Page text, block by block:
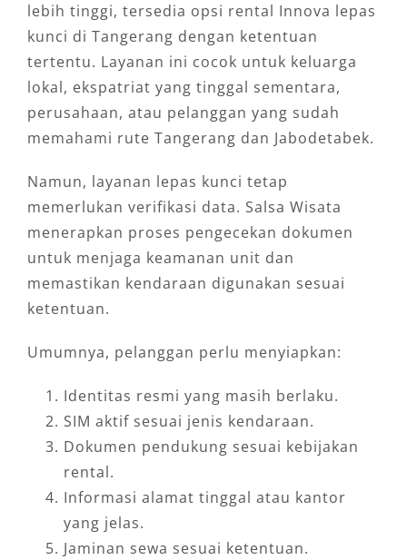
lebih tinggi, tersedia opsi rental Innova lepas
kunci di Tangerang dengan ketentuan
tertentu. Layanan ini cocok untuk keluarga
lokal, ekspatriat yang tinggal sementara,
perusahaan, atau pelanggan yang sudah
memahami rute Tangerang dan Jabodetabek.
Namun, layanan lepas kunci tetap
memerlukan verifikasi data. Salsa Wisata
menerapkan proses pengecekan dokumen
untuk menjaga keamanan unit dan
memastikan kendaraan digunakan sesuai
ketentuan.
Umumnya, pelanggan perlu menyiapkan:
Identitas resmi yang masih berlaku.
SIM aktif sesuai jenis kendaraan.
Dokumen pendukung sesuai kebijakan
rental.
Informasi alamat tinggal atau kantor
yang jelas.
Jaminan sewa sesuai ketentuan.